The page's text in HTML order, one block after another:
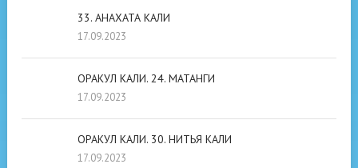
33. АНАХАТА КАЛИ
17.09.2023
ОРАКУЛ КАЛИ. 24. МАТАНГИ
17.09.2023
ОРАКУЛ КАЛИ. 30. НИТЬЯ КАЛИ
17.09.2023